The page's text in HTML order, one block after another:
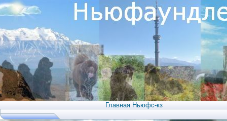
Главная Ньюфс-кз